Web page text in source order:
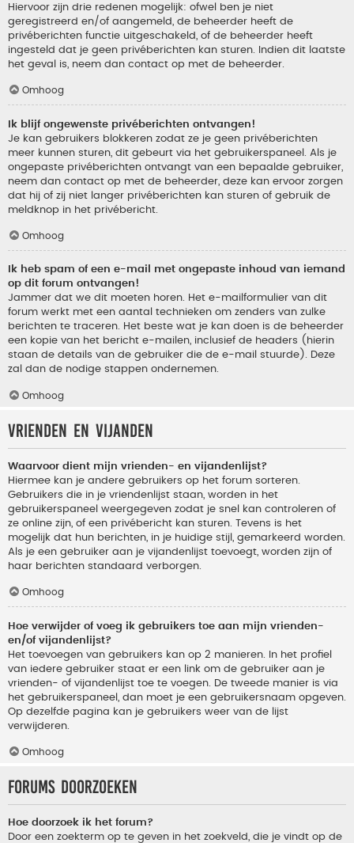
Hiervoor zijn drie redenen mogelijk: ofwel ben je niet
geregistreerd en/of aangemeld, de beheerder heeft de
privéberichten functie uitgeschakeld, of de beheerder heeft
ingesteld dat je geen privéberichten kan sturen. Indien dit laatste
het geval is, neem dan contact op met de beheerder.
Omhoog
Ik blijf ongewenste privéberichten ontvangen!
Je kan gebruikers blokkeren zodat ze je geen privéberichten
meer kunnen sturen, dit gebeurt via het gebruikerspaneel. Als je
ongepaste privéberichten ontvangt van een bepaalde gebruiker,
neem dan contact op met de beheerder, deze kan ervoor zorgen
dat hij of zij niet langer privéberichten kan sturen of gebruik de
meldknop in het privébericht.
Omhoog
Ik heb spam of een e-mail met ongepaste inhoud van iemand
op dit forum ontvangen!
Jammer dat we dit moeten horen. Het e-mailformulier van dit
forum werkt met een aantal technieken om zenders van zulke
berichten te traceren. Het beste wat je kan doen is de beheerder
een kopie van het bericht e-mailen, inclusief de headers (hierin
staan de details van de gebruiker die de e-mail stuurde). Deze
zal dan de nodige stappen ondernemen.
Omhoog
Vrienden en vijanden
Waarvoor dient mijn vrienden- en vijandenlijst?
Hiermee kan je andere gebruikers op het forum sorteren.
Gebruikers die in je vriendenlijst staan, worden in het
gebruikerspaneel weergegeven zodat je snel kan controleren of
ze online zijn, of een privébericht kan sturen. Tevens is het
mogelijk dat hun berichten, in je huidige stijl, gemarkeerd worden.
Als je een gebruiker aan je vijandenlijst toevoegt, worden zijn of
haar berichten standaard verborgen.
Omhoog
Hoe verwijder of voeg ik gebruikers toe aan mijn vrienden-
en/of vijandenlijst?
Het toevoegen van gebruikers kan op 2 manieren. In het profiel
van iedere gebruiker staat er een link om de gebruiker aan je
vrienden- of vijandenlijst toe te voegen. De tweede manier is via
het gebruikerspaneel, dan moet je een gebruikersnaam opgeven.
Op dezelfde pagina kan je gebruikers weer van de lijst
verwijderen.
Omhoog
Forums doorzoeken
Hoe doorzoek ik het forum?
Door een zoekterm op te geven in het zoekveld, die je vindt op de